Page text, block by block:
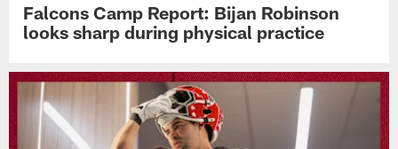
Falcons Camp Report: Bijan Robinson
looks sharp during physical practice